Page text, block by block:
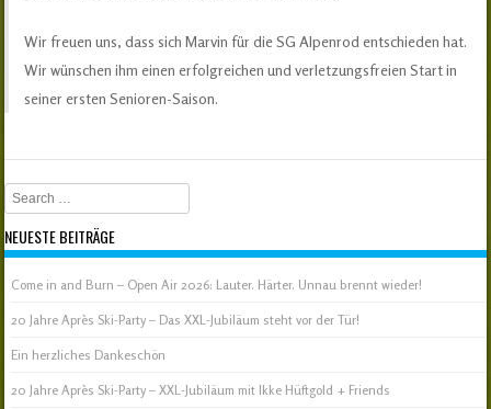
Wir freuen uns, dass sich Marvin für die SG Alpenrod entschieden hat.
Wir wünschen ihm einen erfolgreichen und verletzungsfreien Start in
seiner ersten Senioren-Saison.
Search
NEUESTE BEITRÄGE
Come in and Burn – Open Air 2026: Lauter. Härter. Unnau brennt wieder!
20 Jahre Après Ski-Party – Das XXL-Jubiläum steht vor der Tür!
Ein herzliches Dankeschön
20 Jahre Après Ski-Party – XXL-Jubiläum mit Ikke Hüftgold + Friends